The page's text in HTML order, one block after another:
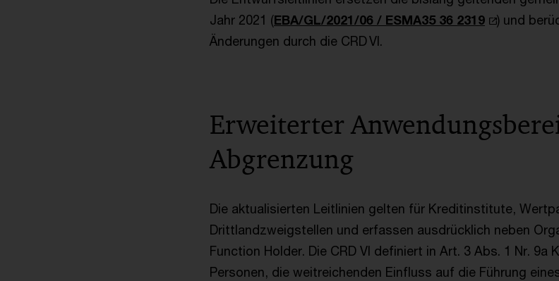
Jahr 2021 (EBA/GL/2021/06 / ESMA35 36 2319
) und
Änderungen durch die CRD VI.
Erweiterter
Abgrenzung
Die aktualisierten Leitlinien gelten für Kreditinstitute,
Drittlandzweigstellen und erfassen ausdrücklich neben
Function Holder. Die CRD VI definiert in Art. 3 Abs. 1 Nr. 9a
Personen, die weitreichenden Einfluss auf die Führung